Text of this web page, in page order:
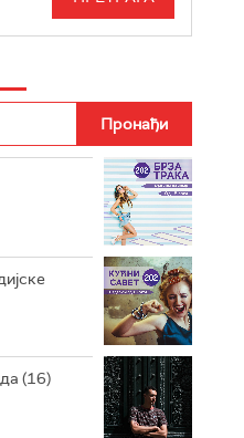
РАДИО РОКЕНРОЛЕР
РАДИО ЏУБОКС
РАДИО ВРТЕШКА
РАДИО ЏЕЗЕР
ИНФО
(16)